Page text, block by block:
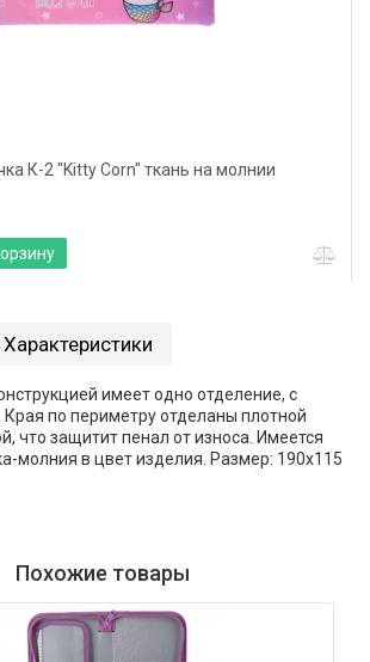
К-2 "Kitty Corn" ткань на молнии
Характеристики
имеет одно отделение, с
Края по периметру отделаны плотной
что защитит пенал от износа. Имеется
молния в цвет изделия. Размер: 190х115
Похожие товары